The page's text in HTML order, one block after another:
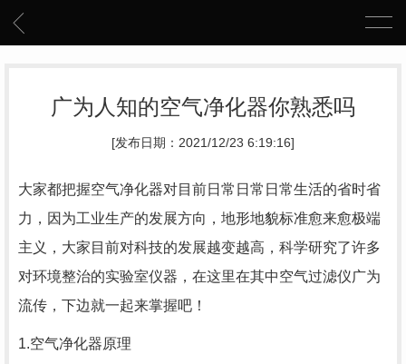
广为人知的空气净化器你熟悉吗
[发布日期：2021/12/23 6:19:16]
大家都把握空气净化器对目前日常日常日常生活的省时省
力，因为工业生产的发展方向，地形地貌标准愈来愈极端
主义，大家目前对科技的发展越变越高，科学研究了许多
对环境整治的实验室仪器，在这里在其中空气过滤仪广为
流传，下边就一起来掌握吧！
1.空气净化器原理